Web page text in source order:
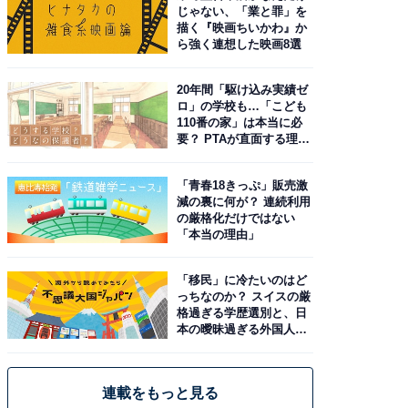
じゃない、「業と罪」を
描く『映画ちいかわ』か
ら強く連想した映画8選
20年間「駆け込み実績ゼ
ロ」の学校も…「こども
110番の家」は本当に必
要？ PTAが直面する理想
「青春18きっぷ」販売激
減の裏に何が？ 連続利用
の厳格化だけではない
「本当の理由」
「移民」に冷たいのはど
っちなのか？ スイスの厳
格過ぎる学歴選別と、日
本の曖昧過ぎる外国人政
連載をもっと見る